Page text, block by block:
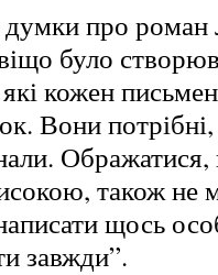
думки про
було
які кожен
Вони
Ображатися,
також
щось
завжди”.